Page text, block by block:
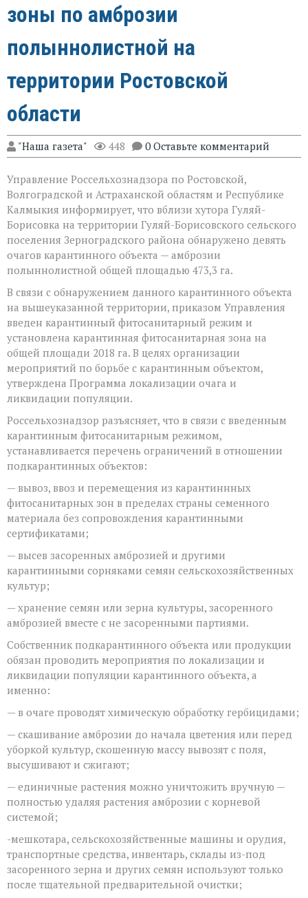
зоны по амброзии
полыннолистной на
территории Ростовской
области
"Наша газета" 448 0 Оставьте комментарий
Управление Россельхознадзора по Ростовской,
Волгоградской и Астраханской областям и Республике
Калмыкия информирует, что вблизи хутора Гуляй-
Борисовка на территории Гуляй-Борисовского сельского
поселения Зерноградского района обнаружено девять
очагов карантинного объекта — амброзии
полыннолистной общей площадью 473,3 га.
В связи с обнаружением данного карантинного объекта
на вышеуказанной территории, приказом Управления
введен карантинный фитосанитарный режим и
установлена карантинная фитосанитарная зона на
общей площади 2018 га. В целях организации
мероприятий по борьбе с карантинным объектом,
утверждена Программа локализации очага и
ликвидации популяции.
Россельхознадзор разъясняет, что в связи с введенным
карантинным фитосанитарным режимом,
устанавливается перечень ограничений в отношении
подкарантинных объектов:
— вывоз, ввоз и перемещения из карантиннных
фитосанитарных зон в пределах страны семенного
материала без сопровождения карантинными
сертификатами;
— высев засоренных амброзией и другими
карантинными сорняками семян сельскохозяйственных
культур;
— хранение семян или зерна культуры, засоренного
амброзией вместе с не засоренными партиями.
Собственник подкарантинного объекта или продукции
обязан проводить мероприятия по локализации и
ликвидации популяции карантинного объекта, а
именно:
— в очаге проводят химическую обработку гербицидами;
— скашивание амброзии до начала цветения или перед
уборкой культур, скошенную массу вывозят с поля,
высушивают и сжигают;
— единичные растения можно уничтожить вручную —
полностью удаляя растения амброзии с корневой
системой;
-мешкотара, сельскохозяйственные машины и орудия,
транспортные средства, инвентарь, склады из-под
засоренного зерна и других семян используют только
после тщательной предварительной очистки;